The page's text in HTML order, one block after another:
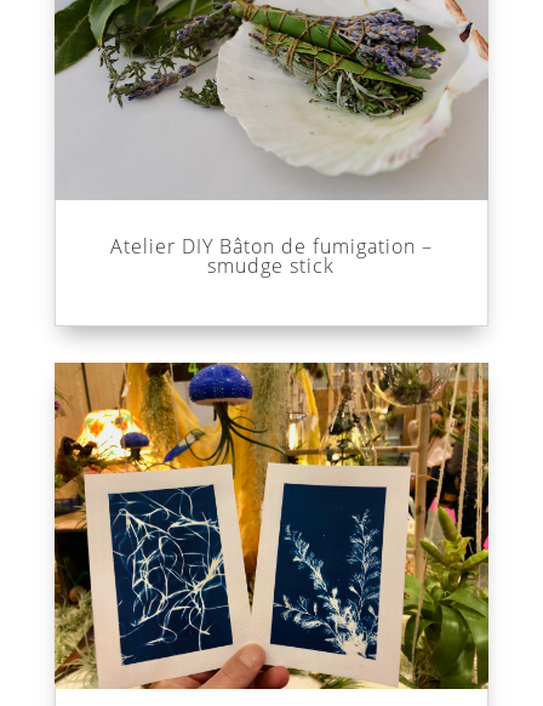
Atelier DIY Bâton de fumigation –
smudge stick